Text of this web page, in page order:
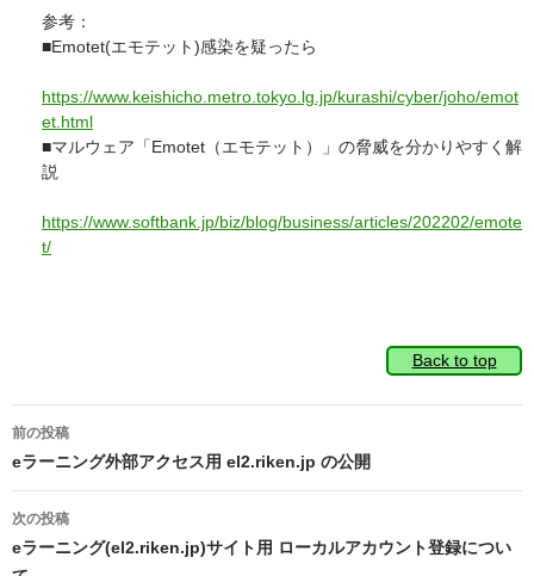
参考：
■Emotet(エモテット)感染を疑ったら
https://www.keishicho.metro.tokyo.lg.jp/kurashi/cyber/joho/emot
et.html
■マルウェア「Emotet（エモテット）」の脅威を分かりやすく解
説
https://www.softbank.jp/biz/blog/business/articles/202202/emote
t/
Back to top
投
稿
ナ
ビ
前の投稿
eラーニング外部アクセス用 el2.riken.jp の公開
次の投稿
eラーニング(el2.riken.jp)サイト用 ローカルアカウント登録につい